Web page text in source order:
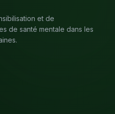
et de
de santé mentale dans les